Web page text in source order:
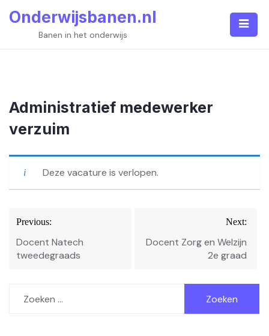
Onderwijsbanen.nl
Banen in het onderwijs
Administratief medewerker
verzuim
Deze vacature is verlopen.
Bericht
navigatie
Previous:
Docent Natech
tweedegraads
Next:
Docent Zorg en Welzijn
2e graad
naar: